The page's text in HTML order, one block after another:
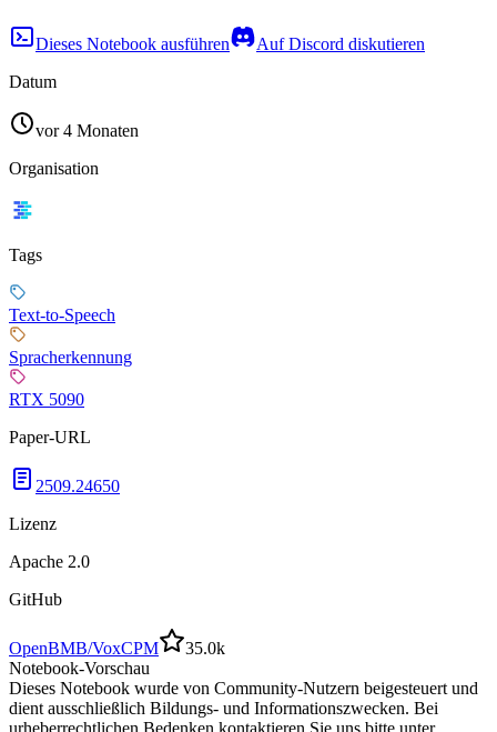
Dieses Notebook ausführen
Auf Discord diskutieren
Datum
vor 4 Monaten
Organisation
Tags
Text-to-Speech
Spracherkennung
RTX 5090
Paper-URL
2509.24650
Lizenz
Apache 2.0
GitHub
OpenBMB/VoxCPM
35.0k
Notebook-Vorschau
Dieses Notebook wurde von Community-Nutzern beigesteuert und
dient ausschließlich Bildungs- und Informationszwecken. Bei
urheberrechtlichen Bedenken kontaktieren Sie uns bitte unter